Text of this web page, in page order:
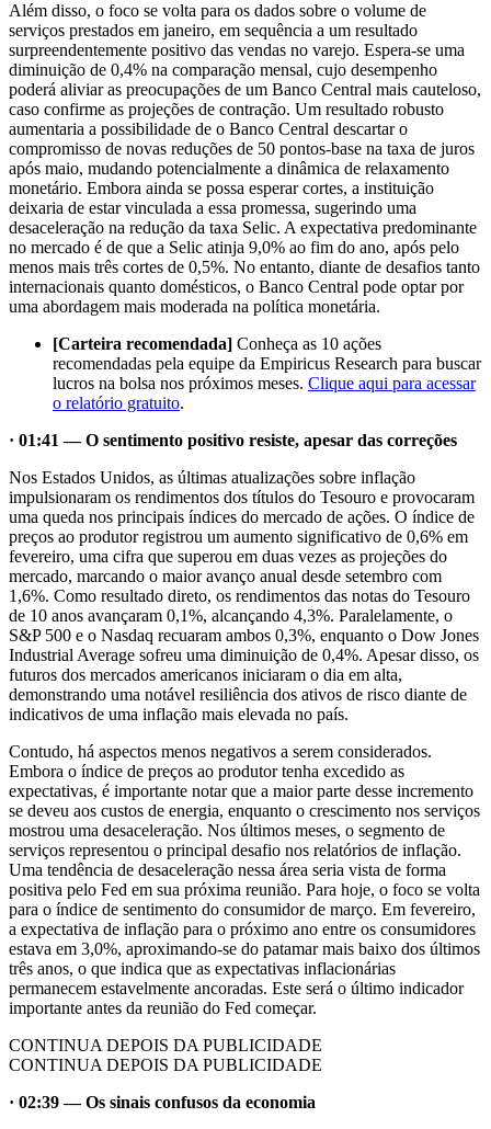
Além disso, o foco se volta para os dados sobre o volume de
serviços prestados em janeiro, em sequência a um resultado
surpreendentemente positivo das vendas no varejo. Espera-se uma
diminuição de 0,4% na comparação mensal, cujo desempenho
poderá aliviar as preocupações de um Banco Central mais cauteloso,
caso confirme as projeções de contração. Um resultado robusto
aumentaria a possibilidade de o Banco Central descartar o
compromisso de novas reduções de 50 pontos-base na taxa de juros
após maio, mudando potencialmente a dinâmica de relaxamento
monetário. Embora ainda se possa esperar cortes, a instituição
deixaria de estar vinculada a essa promessa, sugerindo uma
desaceleração na redução da taxa Selic. A expectativa predominante
no mercado é de que a Selic atinja 9,0% ao fim do ano, após pelo
menos mais três cortes de 0,5%. No entanto, diante de desafios tanto
internacionais quanto domésticos, o Banco Central pode optar por
uma abordagem mais moderada na política monetária.
[Carteira recomendada] Conheça as 10 ações
recomendadas pela equipe da Empiricus Research para buscar
lucros na bolsa nos próximos meses. Clique aqui para acessar
o relatório gratuito.
· 01:41 — O sentimento positivo resiste, apesar das correções
Nos Estados Unidos, as últimas atualizações sobre inflação
impulsionaram os rendimentos dos títulos do Tesouro e provocaram
uma queda nos principais índices do mercado de ações. O índice de
preços ao produtor registrou um aumento significativo de 0,6% em
fevereiro, uma cifra que superou em duas vezes as projeções do
mercado, marcando o maior avanço anual desde setembro com
1,6%. Como resultado direto, os rendimentos das notas do Tesouro
de 10 anos avançaram 0,1%, alcançando 4,3%. Paralelamente, o
S&P 500 e o Nasdaq recuaram ambos 0,3%, enquanto o Dow Jones
Industrial Average sofreu uma diminuição de 0,4%. Apesar disso, os
futuros dos mercados americanos iniciaram o dia em alta,
demonstrando uma notável resiliência dos ativos de risco diante de
indicativos de uma inflação mais elevada no país.
Contudo, há aspectos menos negativos a serem considerados.
Embora o índice de preços ao produtor tenha excedido as
expectativas, é importante notar que a maior parte desse incremento
se deveu aos custos de energia, enquanto o crescimento nos serviços
mostrou uma desaceleração. Nos últimos meses, o segmento de
serviços representou o principal desafio nos relatórios de inflação.
Uma tendência de desaceleração nessa área seria vista de forma
positiva pelo Fed em sua próxima reunião. Para hoje, o foco se volta
para o índice de sentimento do consumidor de março. Em fevereiro,
a expectativa de inflação para o próximo ano entre os consumidores
estava em 3,0%, aproximando-se do patamar mais baixo dos últimos
três anos, o que indica que as expectativas inflacionárias
permanecem estavelmente ancoradas. Este será o último indicador
importante antes da reunião do Fed começar.
CONTINUA DEPOIS DA PUBLICIDADE
CONTINUA DEPOIS DA PUBLICIDADE
· 02:39 — Os sinais confusos da economia